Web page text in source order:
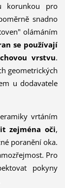
korunkou pro
snadno
olámáním
se používají
vrstvu.
geometrických
u dodavatele
vrtáním
zejména oči,
poranění oka.
Pro
pokyny